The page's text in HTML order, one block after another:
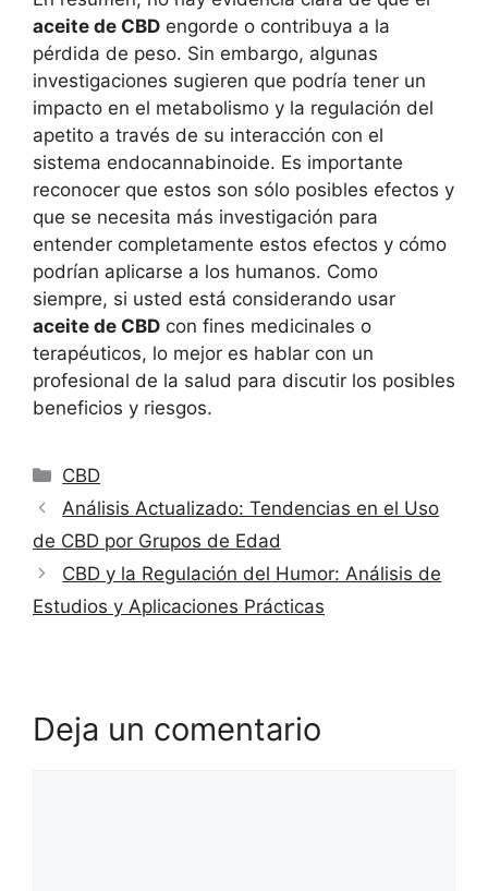
aceite de CBD engorde o contribuya a la
pérdida de peso. Sin embargo, algunas
investigaciones sugieren que podría tener un
impacto en el metabolismo y la regulación del
apetito a través de su interacción con el
sistema endocannabinoide. Es importante
reconocer que estos son sólo posibles efectos y
que se necesita más investigación para
entender completamente estos efectos y cómo
podrían aplicarse a los humanos. Como
siempre, si usted está considerando usar
aceite de CBD con fines medicinales o
terapéuticos, lo mejor es hablar con un
profesional de la salud para discutir los posibles
beneficios y riesgos.
Categorías
CBD
Análisis Actualizado: Tendencias en el Uso
de CBD por Grupos de Edad
CBD y la Regulación del Humor: Análisis de
Estudios y Aplicaciones Prácticas
Deja un comentario